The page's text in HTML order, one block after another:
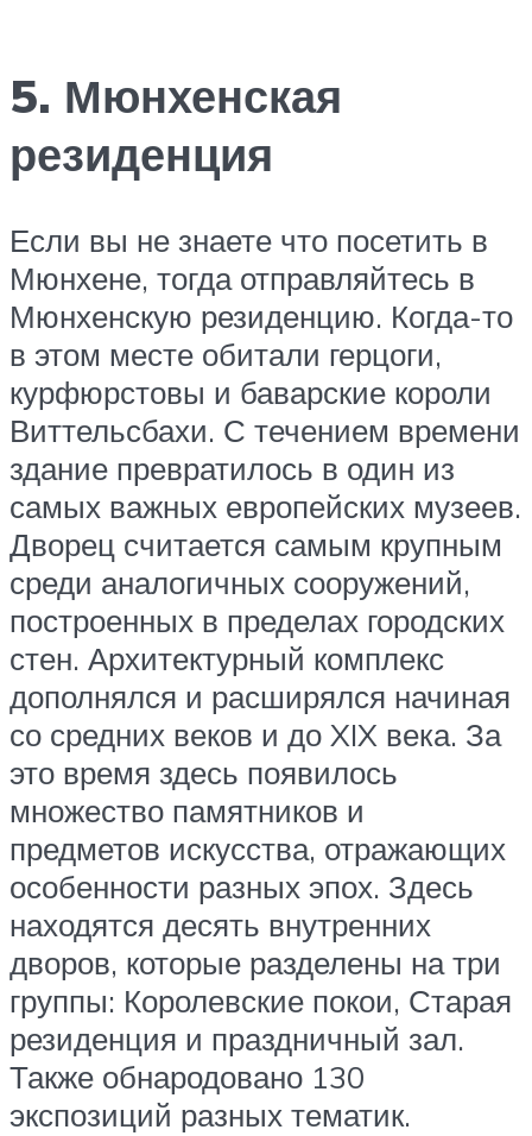
5. Мюнхенская
резиденция
Если вы не знаете что посетить в
Мюнхене, тогда отправляйтесь в
Мюнхенскую резиденцию. Когда-то
в этом месте обитали герцоги,
курфюрстовы и баварские короли
Виттельсбахи. С течением времени
здание превратилось в один из
самых важных европейских музеев.
Дворец считается самым крупным
среди аналогичных сооружений,
построенных в пределах городских
стен. Архитектурный комплекс
дополнялся и расширялся начиная
со средних веков и до XIX века. За
это время здесь появилось
множество памятников и
предметов искусства, отражающих
особенности разных эпох. Здесь
находятся десять внутренних
дворов, которые разделены на три
группы: Королевские покои, Старая
резиденция и праздничный зал.
Также обнародовано 130
экспозиций разных тематик.